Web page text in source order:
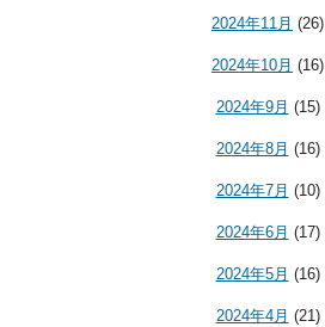
2024年11月 (26)
2024年10月 (16)
2024年9月 (15)
2024年8月 (16)
2024年7月 (10)
2024年6月 (17)
2024年5月 (16)
2024年4月 (21)